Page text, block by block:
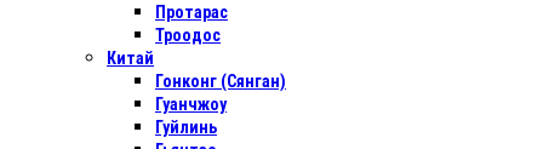
Протарас
Троодос
Китай
Гонконг (Сянган)
Гуанчжоу
Гуйлинь